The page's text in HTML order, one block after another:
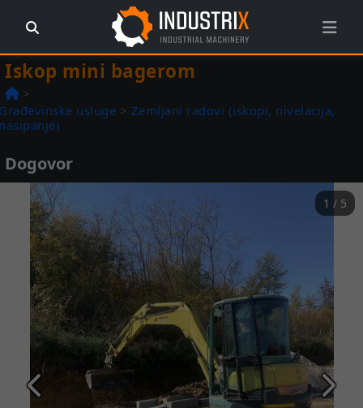
Iskop mini bagerom
>
usluge > Zemljani radovi (iskopi, nivelacija,
Dogovor
1 / 5
Prethodna